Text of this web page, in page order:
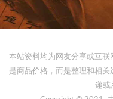
本站资料均为网友分享或互
是商品价格，而是整理和相
递或